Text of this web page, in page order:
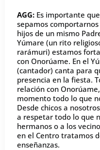
AGG: Es importante
sepamos
hijos de un mismo
Yúmare (un rito
rarámuri) estamos
con Onorúame. En el
(cantador) canta para
presencia en la fiesta.
relación con
momento todo lo que
Desde chicos a
a respetar todo lo que
hermanos o a los
en el Centro tratamos
enseñanzas.